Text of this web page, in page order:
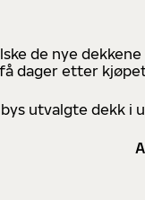
de nye
dager etter
utvalgte dekk i